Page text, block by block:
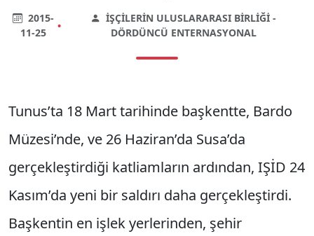
2015-
11-25
•
İŞÇILERIN ULUSLARARASI BIRLIĞI -
DÖRDÜNCÜ ENTERNASYONAL
Tunus’ta 18 Mart tarihinde başkentte, Bardo
Müzesi’nde, ve 26 Haziran’da Susa’da
gerçekleştirdiği katliamların ardından, IŞİD 24
Kasım’da yeni bir saldırı daha gerçekleştirdi.
Başkentin en işlek yerlerinden, şehir